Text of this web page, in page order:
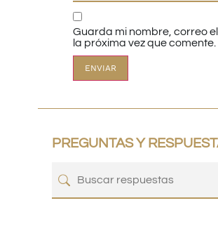
Guarda mi nombre, correo
la próxima vez que comente.
PREGUNTAS Y